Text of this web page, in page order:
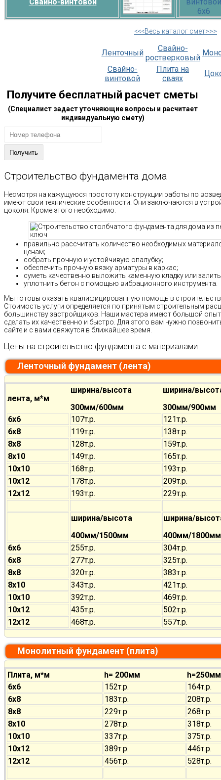
<<<Весь каталог смет>>>
Ленточный
Свайно-
ростверковый
Свайно-
винтовой
Плита на
сваях
Получите бесплатный расчет сметы
(Специалист задаст уточняющие вопросы и расчитает
индивидуальную смету)
Строительство фундамента дома
Несмотря на кажущуюся простоту конструкции работы по
имеют свои технические особенности. Они заключаются в
цоколя. Кроме этого необходимо:
правильно рассчитать количество необходимых
ценам;
собрать прочную и устойчивую опалубку;
обеспечить прочную вязку арматуры в каркас;
суметь качественно выложить каменную кладку или
уплотнить бетон с помощью вибрационного инструмента.
Мы готовы оказать квалифицированную помощь в
Стоимость услуги определяется по принятым строительным
большинству застройщиков. Наши мастера имеют большой опыт
сделать их качественно и быстро. Для этого вам нужно
сайте и с вами свяжутся в ближайшее время.
Цены на строительство фундамента с материалами
Ленточный фундамент (лента)
лента, м*м
ширина/высота
300мм/600мм
ширина/
300мм/900мм
6х6
107т.р.
121т.р.
6х8
119т.р.
138т.р.
8х8
128т.р.
159т.р.
8х10
149т.р.
165т.р.
10х10
168т.р.
193т.р.
10х12
178т.р.
209т.р.
12х12
193т.р. 229т.р.
ширина/высота
400мм/1500мм
ширина/
400мм/1800мм
6х6
255т.р.
304т.р.
6х8
277т.р.
325т.р.
8х8
320т.р.
383т.р.
8х10
343т.р.
421т.р.
10х10
392т.р.
469т.р.
10х12
435т.р.
502т.р.
12х12
468т.р. 557т.р.
Монолитный фундамент (плита)
Плита, м*м h= 200мм
h=250мм
6х6
152т.р.
164т.р.
6х8
183т.р.
208т.р.
8х8
229т.р.
268т.р.
8х10
278т.р.
318т.р.
10х10
337т.р.
375т.р.
10х12
389т.р.
446т.р.
12х12
456т.р. 528т.р.